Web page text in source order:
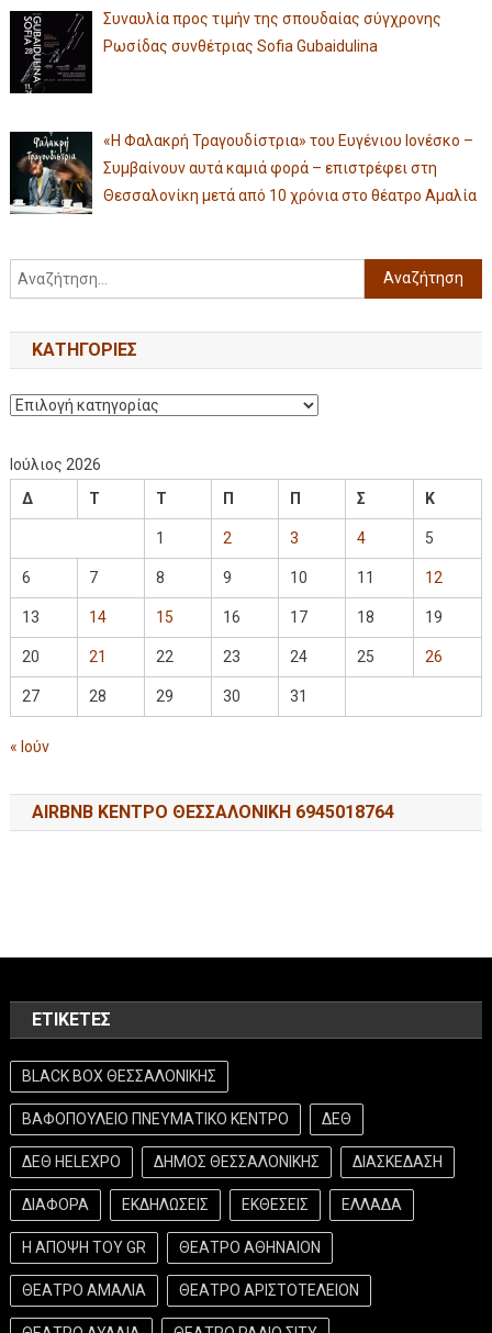
Συναυλία προς τιμήν της σπουδαίας σύγχρονης
Ρωσίδας συνθέτριας Sofia Gubaidulina
«Η Φαλακρή Τραγουδίστρια» του Ευγένιου Ιονέσκο –
Συμβαίνουν αυτά καμιά φορά – επιστρέφει στη
Θεσσαλονίκη μετά από 10 χρόνια στο θέατρο Αμαλία
KΑΤΗΓΟΡΊΕΣ
Ιούλιος 2026
Δ
Τ Τ Π Π Σ Κ
1 2 3 4 5
6 7 8 9 10 11 12
13 14 15 16 17 18 19
20 21 22 23 24 25 26
27 28 29 30 31
« Ιούν
AIRBNB ΚΕΝΤΡΟ ΘΕΣΣΑΛΟΝΙΚΗ 6945018764
ΕΤΙΚΈΤΕΣ
BLACK BOX ΘΕΣΣΑΛΟΝΙΚΗΣ
ΒΑΦΟΠΟΥΛΕΙΟ ΠΝΕΥΜΑΤΙΚΟ ΚΕΝΤΡΟ ΔΕΘ
ΔΕΘ HELEXPO ΔΗΜΟΣ ΘΕΣΣΑΛΟΝΙΚΗΣ ΔΙΑΣΚΕΔΑΣΗ
ΔΙΑΦΟΡΑ ΕΚΔΗΛΩΣΕΙΣ ΕΚΘΕΣΕΙΣ ΕΛΛΑΔΑ
Η ΑΠΟΨΗ ΤΟΥ GR ΘΕΑΤΡΟ ΑΘΗΝΑΙΟΝ
ΘΕΑΤΡΟ ΑΜΑΛΙΑ ΘΕΑΤΡΟ ΑΡΙΣΤΟΤΕΛΕΙΟΝ